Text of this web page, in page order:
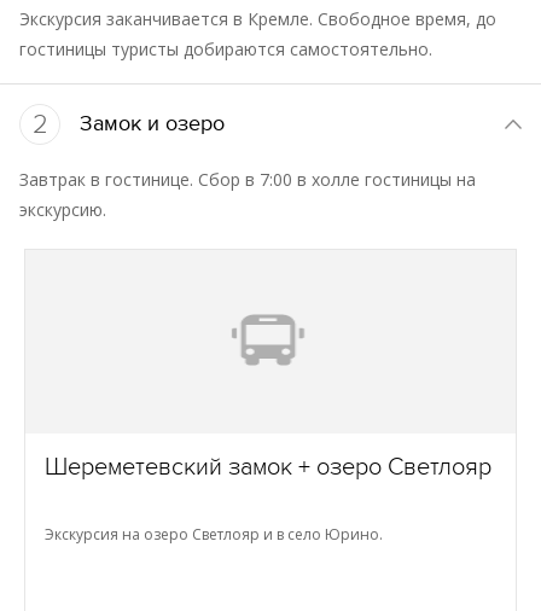
Экскурсия заканчивается в Кремле. Свободное время, до
гостиницы туристы добираются самостоятельно.
2 Замок и озеро
Завтрак в гостинице. Сбор в 7:00 в холле гостиницы на
экскурсию.
Шереметевский замок + озеро Светлояр
Экскурсия на озеро Светлояр и в село Юрино.